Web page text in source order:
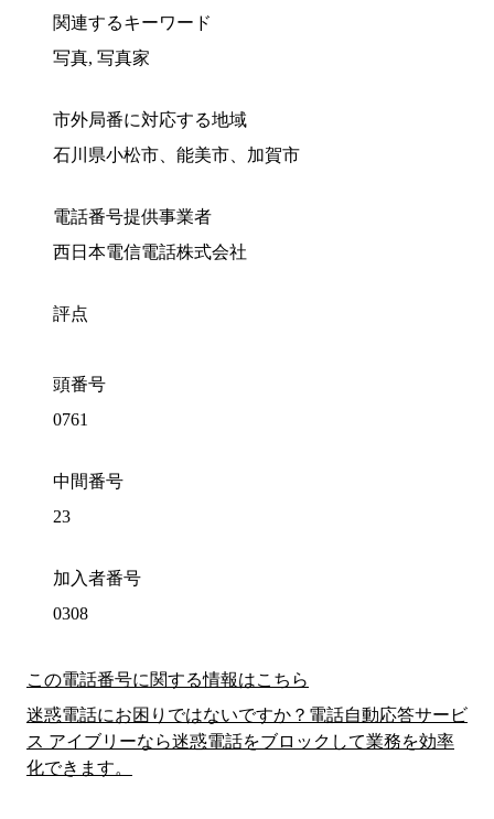
関連するキーワード
写真, 写真家
市外局番に対応する地域
石川県小松市、能美市、加賀市
電話番号提供事業者
西日本電信電話株式会社
評点
頭番号
0761
中間番号
23
加入者番号
0308
この電話番号に関する情報はこちら
迷惑電話にお困りではないですか？電話自動応答サービ
ス アイブリーなら迷惑電話をブロックして業務を効率
化できます。